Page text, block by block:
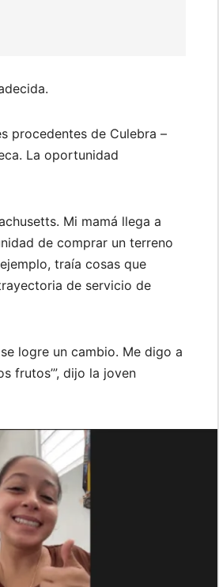
procedentes de Culebra –
La oportunidad
Mi mamá llega a
de comprar un terreno
traía cosas que
de servicio de
logre un cambio. Me digo a
frutos’”, dijo la joven